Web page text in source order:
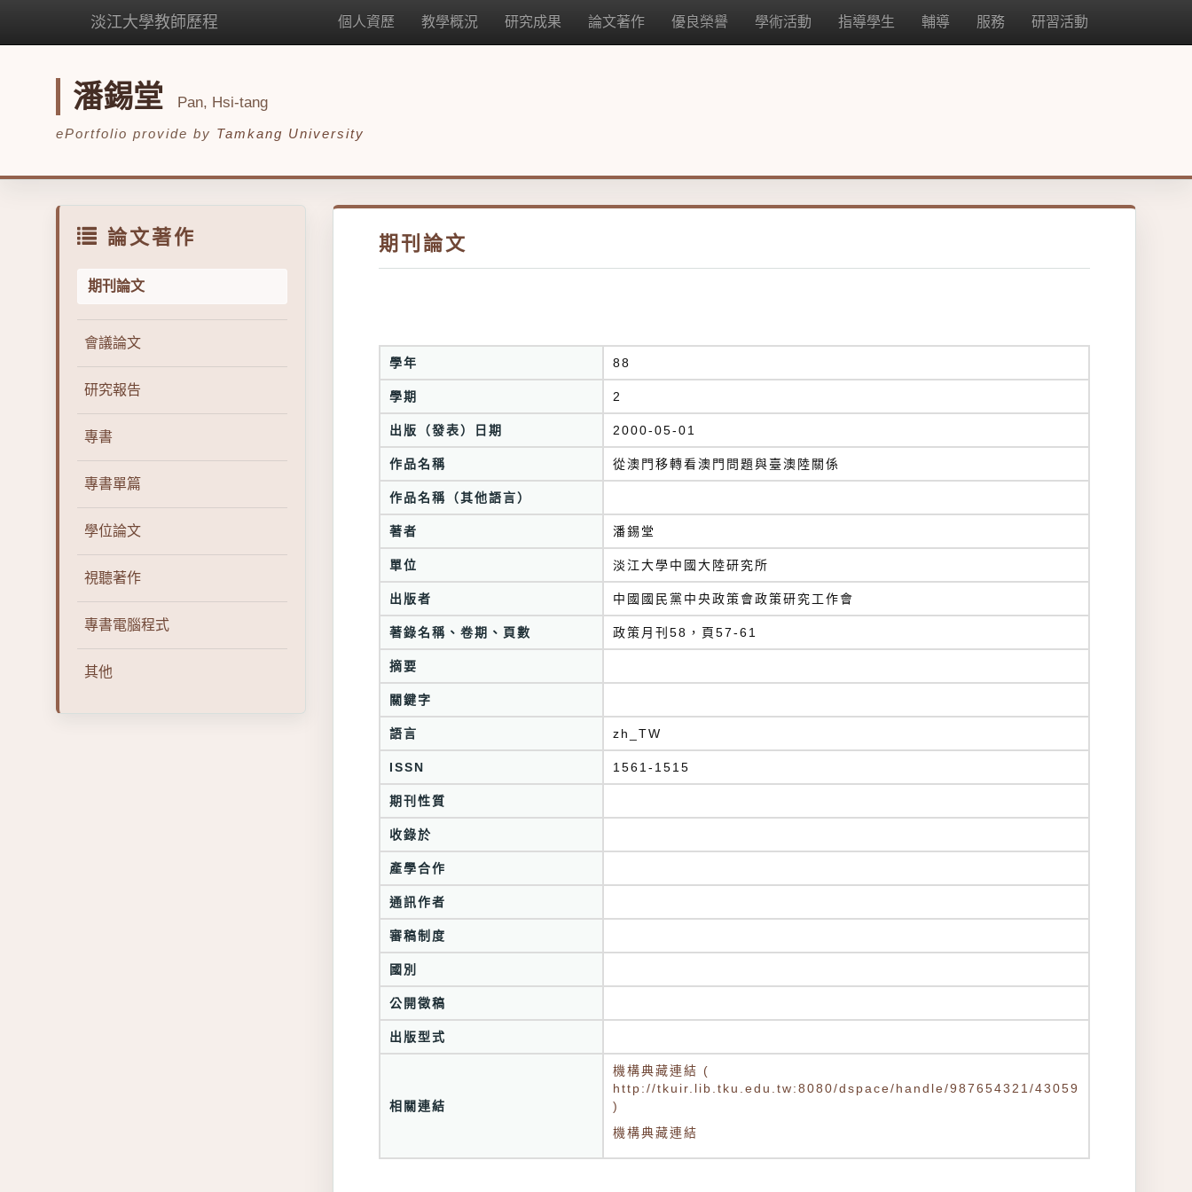
淡江大學教師歷程 個人資歷 教學概況 研究成果 論文著作 優良榮譽 學術活動 指導學生 輔導 服務 研習活動
潘錫堂 Pan, Hsi-tang
ePortfolio provide by Tamkang University
論文著作
期刊論文
會議論文
研究報告
專書
專書單篇
學位論文
視聽著作
專書電腦程式
其他
期刊論文
學年 88
學期 2
出版（發表）日期 2000-05-01
作品名稱 從澳門移轉看澳門問題與臺澳陸關係
作品名稱（其他語言）
著者 潘錫堂
單位 淡江大學中國大陸研究所
出版者 中國國民黨中央政策會政策研究工作會
著錄名稱、卷期、頁數 政策月刊58，頁57-61
摘要
關鍵字
語言 zh_TW
ISSN 1561-1515
期刊性質
收錄於
產學合作
通訊作者
審稿制度
國別
公開徵稿
出版型式
相關連結
機構典藏連結 (
http://tkuir.lib.tku.edu.tw:8080/dspace/handle/987654321/43059
)
機構典藏連結